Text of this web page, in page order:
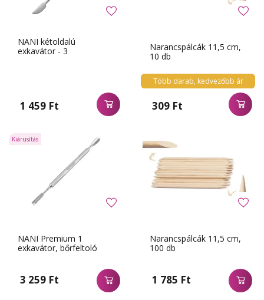
NANI kétoldalú
exkavátor - 3
1 459 Ft
Narancspálcák 11,5 cm,
10 db
Több darab, kedvezőbb ár
309 Ft
NANI Premium 1
exkavátor, bőrfeltoló
3 259 Ft
Kiárusítás
Narancspálcák 11,5 cm,
100 db
1 785 Ft